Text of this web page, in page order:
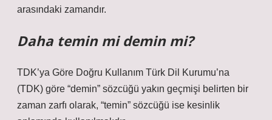
arasındaki zamandır.
Daha temin mi demin mi?
TDK’ya Göre Doğru Kullanım Türk Dil Kurumu’na
(TDK) göre “demin” sözcüğü yakın geçmişi belirten bir
zaman zarfı olarak, “temin” sözcüğü ise kesinlik